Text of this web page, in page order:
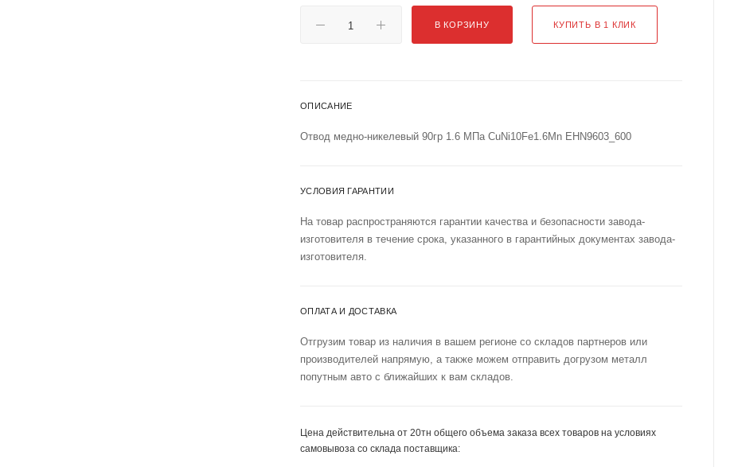
В КОРЗИНУ КУПИТЬ В 1 КЛИК
ОПИСАНИЕ
Отвод медно-никелевый 90гр 1.6 МПа CuNi10Fe1.6Mn EHN9603_600
УСЛОВИЯ ГАРАНТИИ
На товар распространяются гарантии качества и безопасности завода-
изготовителя в течение срока, указанного в гарантийных документах завода-
изготовителя.
ОПЛАТА И ДОСТАВКА
Отгрузим товар из наличия в вашем регионе со складов партнеров или
производителей напрямую, а также можем отправить догрузом металл
попутным авто с ближайших к вам складов.
Цена действительна от 20тн общего объема заказа всех товаров на условиях
самовывоза со склада поставщика: